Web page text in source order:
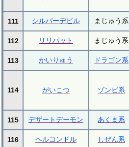
111 シルバーデビル まじゅう系
112 リリパット まじゅう系
113 かいりゅう ドラゴン系
114 がいこつ ゾンビ系
115 デザートデーモン あくま系
116 ヘルコンドル しぜん系